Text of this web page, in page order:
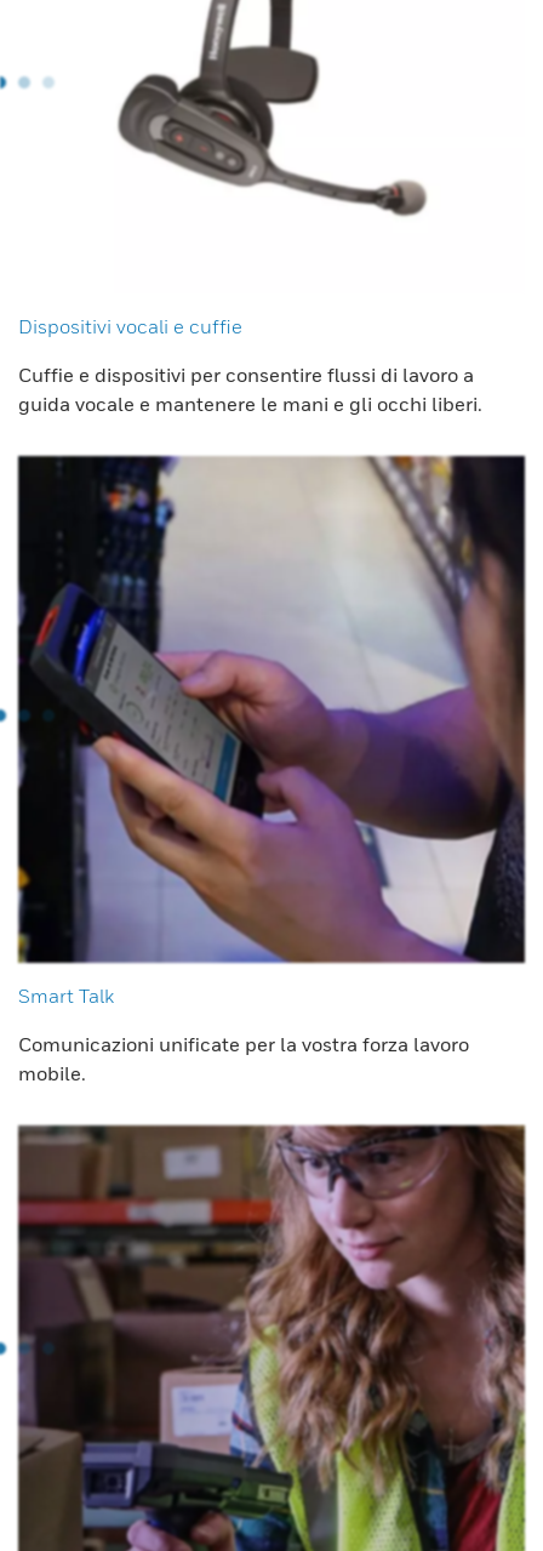
Dispositivi vocali e cuffie
Cuffie e dispositivi per consentire flussi di lavoro a
guida vocale e mantenere le mani e gli occhi liberi.
Smart Talk
Comunicazioni unificate per la vostra forza lavoro
mobile.